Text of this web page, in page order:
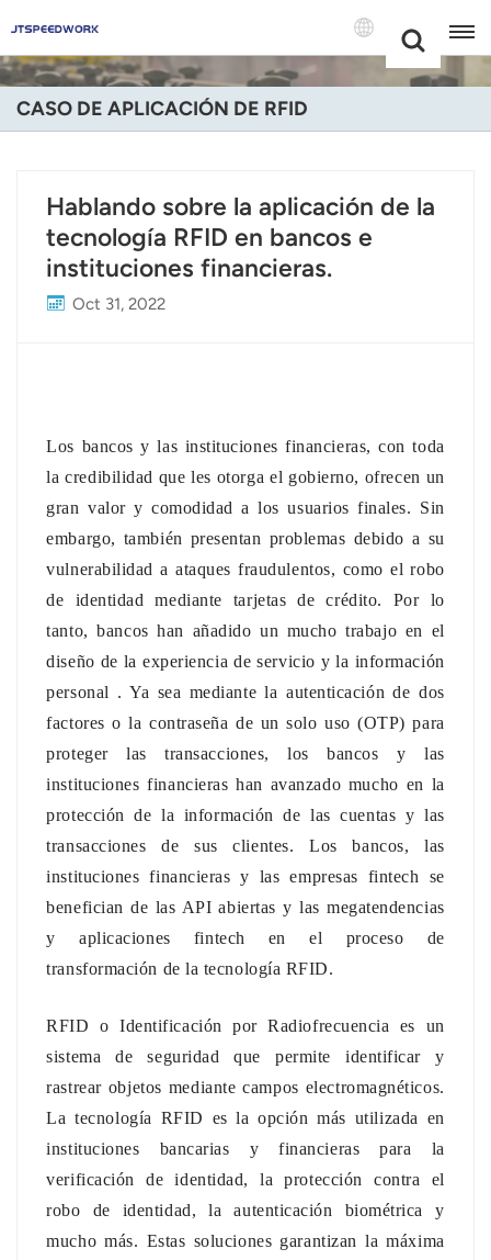
+86 -18681515767
English
Deutsch
Русский
Nederland
日语
한국어
Ελληνικά
Polski
แบบไทย
Indonesia
norsk
magyar
CASO DE APLICACIÓN DE RFID
Hablando sobre la aplicación de la
tecnología RFID en bancos e
instituciones financieras.
Oct 31, 2022
Los bancos y las instituciones financieras, con toda
la credibilidad que les otorga el gobierno, ofrecen un
gran valor y comodidad a los usuarios finales. Sin
embargo, también presentan problemas debido a su
vulnerabilidad a ataques fraudulentos, como el robo
de identidad mediante tarjetas de crédito. Por lo
tanto,bancos han añadido un mucho trabajo en el
diseño de la experiencia de servicio y la información
personal .Ya sea mediante la autenticación de dos
factores o la contraseña de un solo uso (OTP) para
proteger las transacciones, los bancos y las
instituciones financieras han avanzado mucho en la
protección de la información de las cuentas y las
transacciones de sus clientes.Los bancos, las
instituciones financieras y las empresas fintech se
benefician de las API abiertas y las megatendencias
y aplicaciones fintech en el proceso de
transformación de la tecnología RFID.
RFID o Identificación por Radiofrecuencia es un
sistema de seguridad que permite identificar y
rastrear objetos mediante campos electromagnéticos.
La tecnología RFID es la opción más utilizada en
instituciones bancarias y financieras para la
verificación de identidad, la protección contra el
robo de identidad, la autenticación biométrica y
mucho más. Estas soluciones garantizan la máxima